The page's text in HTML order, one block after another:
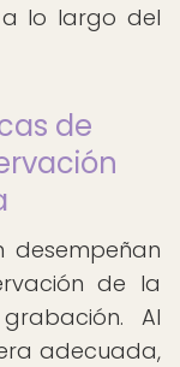
lo largo del
de
desempeñan
de la
Al
adecuada,